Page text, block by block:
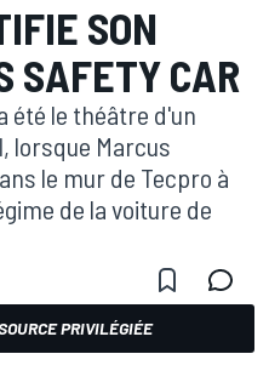
SON
SAFETY CAR
été le théâtre d'un
lorsque Marcus
le mur de Tecpro à
de la voiture de
PRIVILÉGIÉE